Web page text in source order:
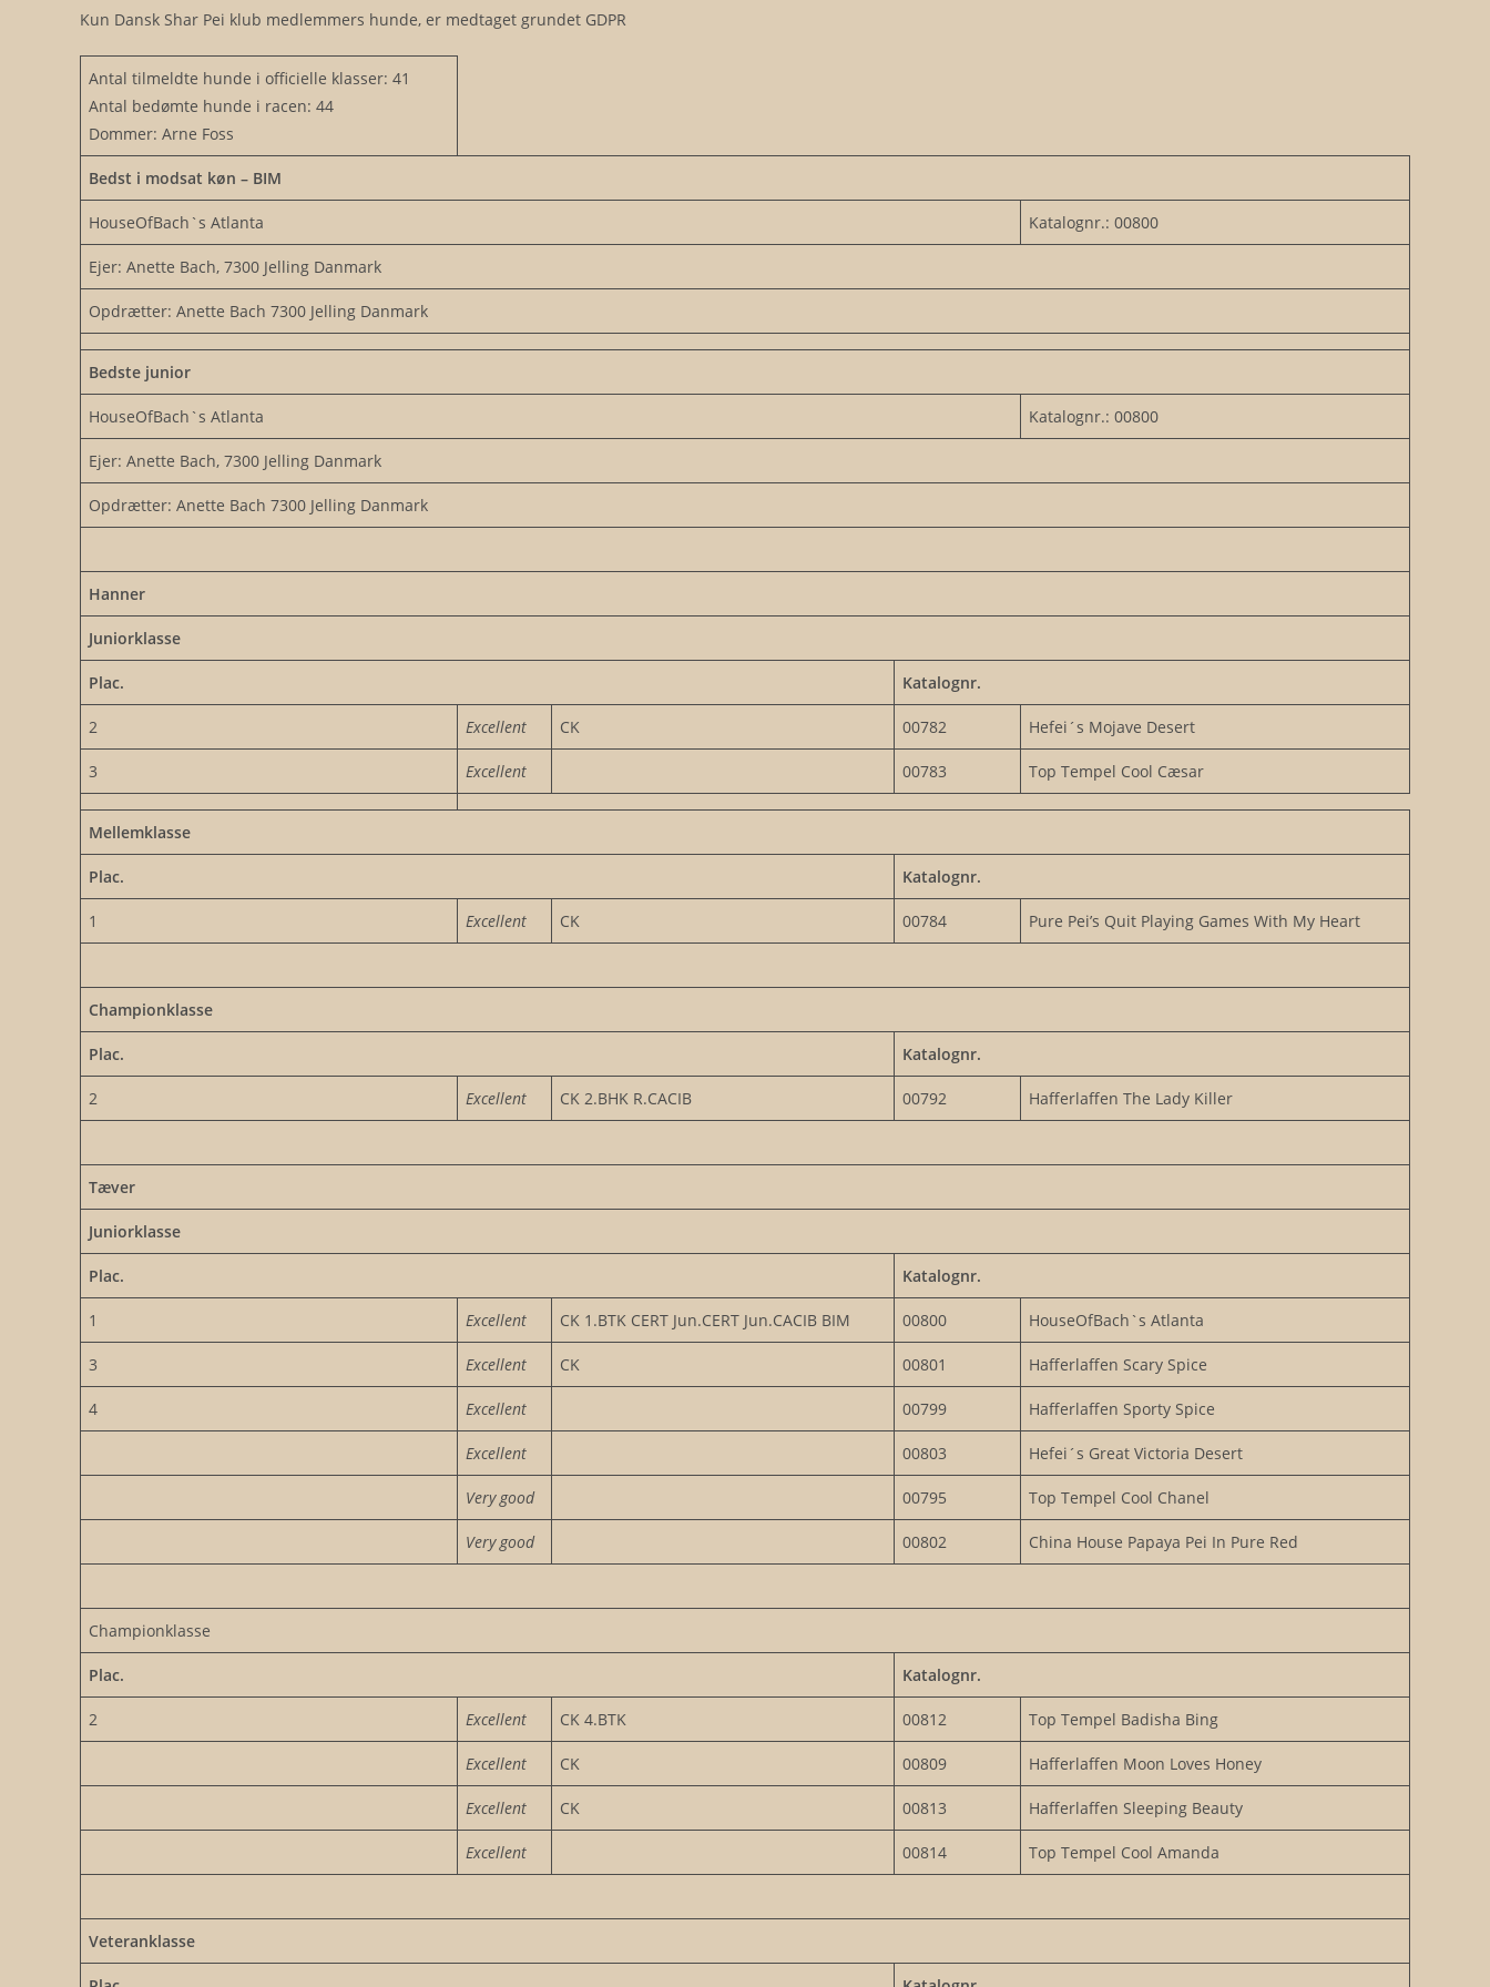
Kun Dansk Shar Pei klub medlemmers hunde, er medtaget grundet GDPR
Antal tilmeldte hunde i officielle klasser: 41
Antal bedømte hunde i racen: 44
Dommer: Arne Foss
Bedst i modsat køn – BIM
HouseOfBach`s Atlanta Katalognr.: 00800
Ejer: Anette Bach, 7300 Jelling Danmark
Opdrætter: Anette Bach 7300 Jelling Danmark
Bedste junior
HouseOfBach`s Atlanta Katalognr.: 00800
Ejer: Anette Bach, 7300 Jelling Danmark
Opdrætter: Anette Bach 7300 Jelling Danmark
Hanner
Juniorklasse
Plac. Katalognr.
2 Excellent CK 00782 Hefei´s Mojave Desert
3 Excellent 00783 Top Tempel Cool Cæsar
Mellemklasse
Plac. Katalognr.
1 Excellent CK 00784 Pure Pei’s Quit Playing Games With My Heart
Championklasse
Plac. Katalognr.
2 Excellent CK 2.BHK R.CACIB 00792 Hafferlaffen The Lady Killer
Tæver
Juniorklasse
Plac. Katalognr.
1 Excellent CK 1.BTK CERT Jun.CERT Jun.CACIB BIM 00800 HouseOfBach`s Atlanta
3 Excellent CK 00801 Hafferlaffen Scary Spice
4 Excellent 00799 Hafferlaffen Sporty Spice
Excellent 00803 Hefei´s Great Victoria Desert
Very good 00795 Top Tempel Cool Chanel
Very good 00802 China House Papaya Pei In Pure Red
Championklasse
Plac. Katalognr.
2 Excellent CK 4.BTK 00812 Top Tempel Badisha Bing
Excellent CK 00809 Hafferlaffen Moon Loves Honey
Excellent CK 00813 Hafferlaffen Sleeping Beauty
Excellent 00814 Top Tempel Cool Amanda
Veteranklasse